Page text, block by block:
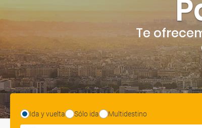
Te
Ida y vuelta Sólo ida Multidestino